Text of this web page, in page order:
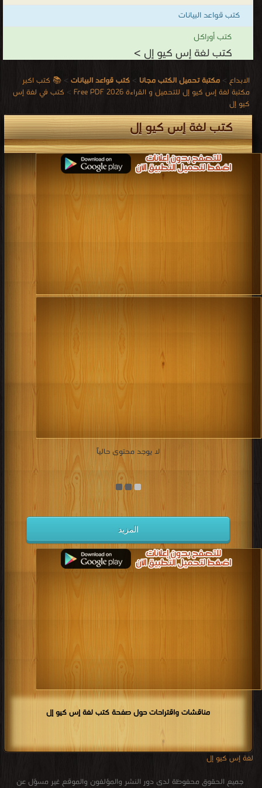
كتب قواعد البيانات
كتب أوراكل
كتب لغة إس كيو إل >
الابداع > مكتبة تحميل الكتب مجانا > كتب قواعد البيانات > 📚 كتب اكبر
مكتبة لغة إس كيو إل للتحميل و القراءة 2026 Free PDF
> كتب في لغة إس
كيو إل
كتب لغة إس كيو إل
لا يوجد محتوى حالياً
المزيد
مناقشات واقتراحات حول صفحة كتب لغة إس كيو إل
لغة إس كيو إل
جميع الحقوق محفوظة لدى دور النشر والمؤلفون والموقع غير مسؤل عن